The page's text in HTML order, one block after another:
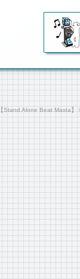
【Stand Alone Beat Masta